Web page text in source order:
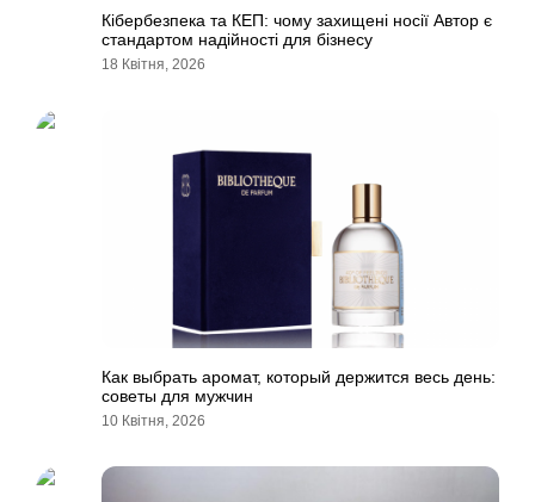
Кібербезпека та КЕП: чому захищені носії Автор є
стандартом надійності для бізнесу
18 Квітня, 2026
Как выбрать аромат, который держится весь день:
советы для мужчин
10 Квітня, 2026